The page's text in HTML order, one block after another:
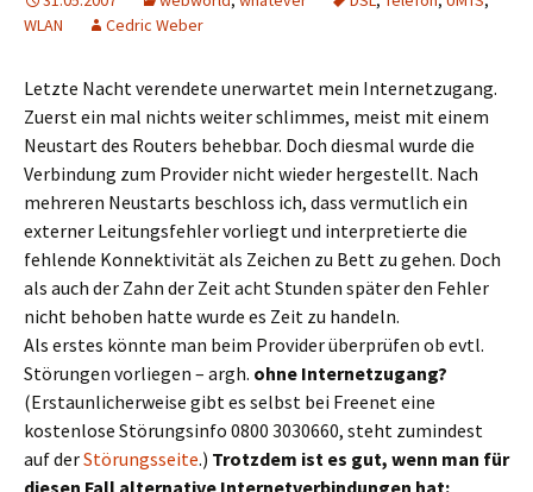
WLAN
Cedric Weber
Letzte Nacht verendete unerwartet mein Internetzugang.
Zuerst ein mal nichts weiter schlimmes, meist mit einem
Neustart des Routers behebbar. Doch diesmal wurde die
Verbindung zum Provider nicht wieder hergestellt. Nach
mehreren Neustarts beschloss ich, dass vermutlich ein
externer Leitungsfehler vorliegt und interpretierte die
fehlende Konnektivität als Zeichen zu Bett zu gehen. Doch
als auch der Zahn der Zeit acht Stunden später den Fehler
nicht behoben hatte wurde es Zeit zu handeln.
Als erstes könnte man beim Provider überprüfen ob evtl.
Störungen vorliegen – argh. ohne Internetzugang?
(Erstaunlicherweise gibt es selbst bei Freenet eine
kostenlose Störungsinfo 0800 3030660, steht zumindest
auf derStörungsseite.) Trotzdem ist es gut, wenn man für
diesen Fall alternative Internetverbindungen hat: